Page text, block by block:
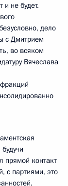
не будет.
дело
с Дмитрием
во всяком
Вячеслава
прямой контакт
с партиями, это